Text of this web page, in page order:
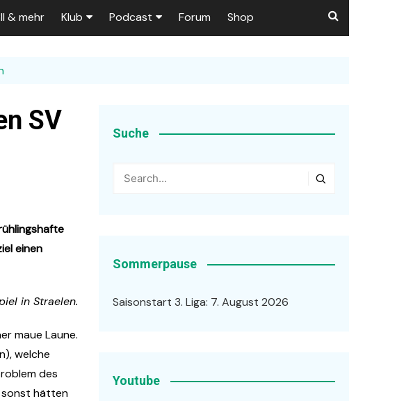
& mehr Klub
Ex-Preußen
Podcast Forum Shop
SV
einen
in Straelen.
maue Laune.
welche
des
sonst hätten
Suche
Sommerpause
Saisonstart 3. Liga: 7. August 2026
Youtube